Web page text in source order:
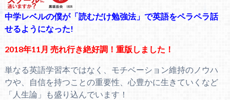
中学レベルの僕が「読むだけ勉強法」で英語をペラペラ話
せるようになった!
2018年11月 売れ行き絶好調！重版しました！
単なる英語学習本ではなく、モチベーション維持のノウハ
ウや、自信を持つことの重要性、心豊かに生きていくなど
「人生論」も盛り込んでいます！